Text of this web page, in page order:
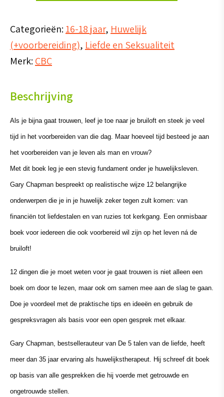
dingen
je
moet
weten
je
gaat
trouwen
aantal
Categorieën: 16-18 jaar, Huwelijk
(+voorbereiding), Liefde en Seksualiteit
Merk: CBC
Beschrijving
Als je bijna gaat trouwen, leef je toe naar je bruiloft en steek je veel
tijd in het voorbereiden van die dag. Maar hoeveel tijd besteed je aan
het voorbereiden van je leven als man en vrouw?
Met dit boek leg je een stevig fundament onder je huwelijksleven.
Gary Chapman bespreekt op realistische wijze 12 belangrijke
onderwerpen die je in je huwelijk zeker tegen zult komen: van
financiën tot liefdestalen en van ruzies tot kerkgang. Een onmisbaar
boek voor iedereen die ook voorbereid wil zijn op het leven ná de
bruiloft!
12 dingen die je moet weten voor je gaat trouwen is niet alleen een
boek om door te lezen, maar ook om samen mee aan de slag te gaan.
Doe je voordeel met de praktische tips en ideeën en gebruik de
gespreksvragen als basis voor een open gesprek met elkaar.
Gary Chapman, bestsellerauteur van De 5 talen van de liefde, heeft
meer dan 35 jaar ervaring als huwelijkstherapeut. Hij schreef dit boek
op basis van alle gesprekken die hij voerde met getrouwde en
ongetrouwde stellen.